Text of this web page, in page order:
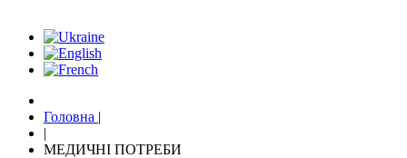
Головна |
|
МЕДИЧНІ ПОТРЕБИ